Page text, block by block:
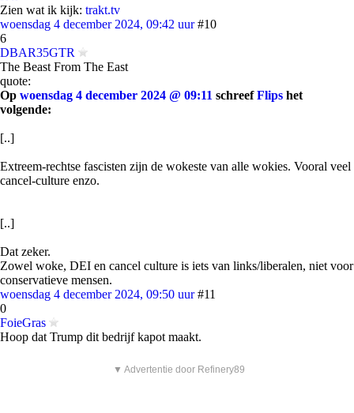
Zien wat ik kijk: trakt.tv
woensdag 4 december 2024, 09:42 uur #10
6
DBAR35GTR
The Beast From The East
quote:
Op woensdag 4 december 2024 @ 09:11 schreefFlips het
volgende:
[..]
Extreem-rechtse fascisten zijn de wokeste van alle wokies. Vooral veel
cancel-culture enzo.
[..]
Dat zeker.
Zowel woke, DEI en cancel culture is iets van links/liberalen, niet voor
conservatieve mensen.
woensdag 4 december 2024, 09:50 uur #11
0
FoieGras
Hoop dat Trump dit bedrijf kapot maakt.
▼ Advertentie door Refinery89